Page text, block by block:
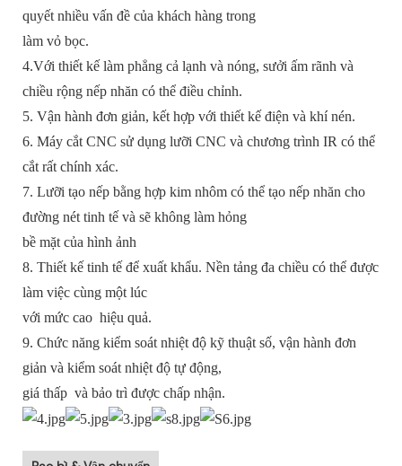
quyết nhiều vấn đề của khách hàng trong
làm vỏ bọc.
4.Với thiết kế làm phẳng cả lạnh và nóng, sưởi ấm rãnh và
chiều rộng nếp nhăn có thể điều chỉnh.
5. Vận hành đơn giản, kết hợp với thiết kế điện và khí nén.
6. Máy cắt CNC sử dụng lưỡi CNC và chương trình IR có thể
cắt rất chính xác.
7. Lưỡi tạo nếp bằng hợp kim nhôm có thể tạo nếp nhăn cho
đường nét tinh tế và sẽ không làm hỏng
bề mặt của hình ảnh
8. Thiết kế tinh tế để xuất khẩu. Nền tảng đa chiều có thể được
làm việc cùng một lúc
với mức cao hiệu quả.
9. Chức năng kiểm soát nhiệt độ kỹ thuật số, vận hành đơn
giản và kiểm soát nhiệt độ tự động,
giá thấp và bảo trì được chấp nhận.